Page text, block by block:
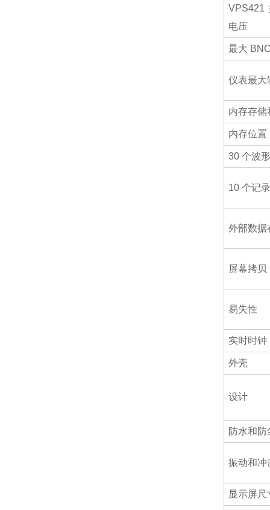
VPS421
电压
最大
仪表最大
内存存储
内存位置
30 个波
10 个记
外部数据
屏幕拷贝
易失性
实时时钟
外壳
设计
防水和防
振动和冲
显示屏尺